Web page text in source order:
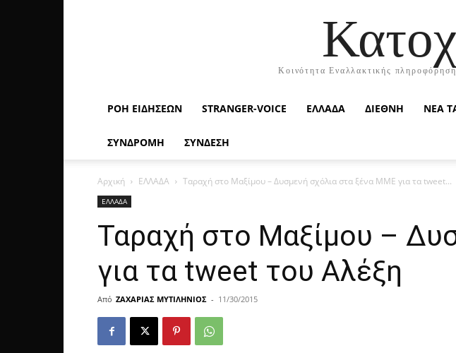
Κοινότητα Εναλλακτικής
ΡΟΉ ΕΙΔΉΣΕΩΝ STRANGER-VOICE ΕΛΛΑΔΑ ΔΙΕΘΝΗ ΝΕΑ
ΣΥΝΔΡΟΜΗ ΣΥΝΔΕΣΗ
Αρχική ΕΛΛΑΔΑ Ταραχή στο Μαξίμου – Δυσμενή σχόλια στα ξένα ΜΜΕ για τα tweet...
ΕΛΛΑΔΑ
Ταραχή στο Μαξίμου –
για τα tweet του Αλέξη
Από ΖΑΧΑΡΙΑΣ ΜΥΤΙΛΗΝΙΟΣ - 11/30/2015